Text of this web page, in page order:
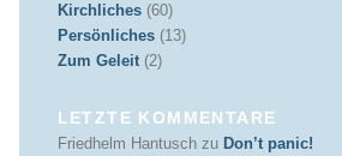
Kirchliches(60)
Persönliches(13)
Zum Geleit(2)
LETZTE KOMMENTARE
Friedhelm Hantuschzu Don’t panic!